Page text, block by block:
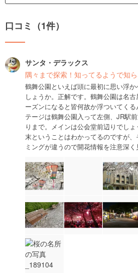
口コミ（1件）
サンタ・デラックス
隅々まで探索！知ってるようで知
鶴舞公園といえば頭に最初に思い浮
しょうか。正解です。鶴舞公園は名
ーズンになると皆何故か浮ついてく
テージは鶴舞公園入って左側、JR駅
りまで。メインは公会堂前辺りでし
末ということはわかってるのですが
ミングが違うので開花情報を注意深く